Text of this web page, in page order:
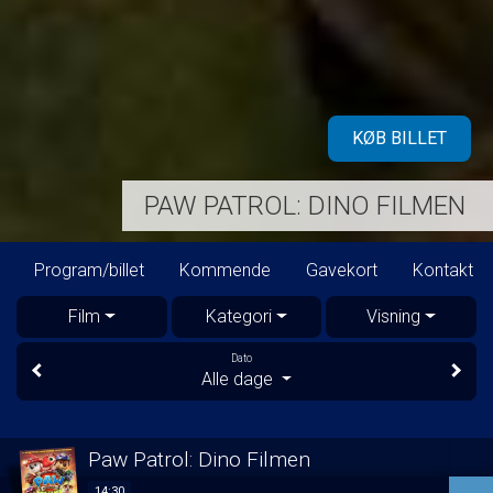
PAW PATROL: DINO FILMEN
KØB BILLET
Program/billet Kommende Gavekort Kontakt
Film Kategori Visning
Dato
Alle dage
Paw Patrol: Dino Filmen